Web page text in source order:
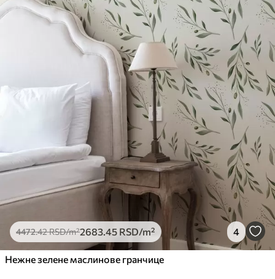
4472.42RSD/m²2683.45 RSD/m² 4
Нежне зелене маслинове гранчице